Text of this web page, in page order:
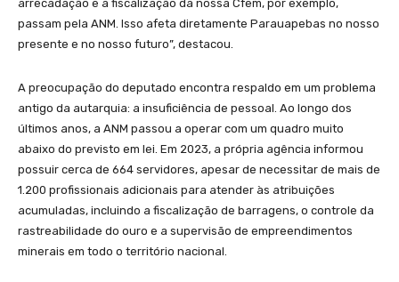
arrecadação e a fiscalização da nossa Cfem, por exemplo,
passam pela ANM. Isso afeta diretamente Parauapebas no nosso
presente e no nosso futuro”, destacou.
A preocupação do deputado encontra respaldo em um problema
antigo da autarquia: a insuficiência de pessoal. Ao longo dos
últimos anos, a ANM passou a operar com um quadro muito
abaixo do previsto em lei. Em 2023, a própria agência informou
possuir cerca de 664 servidores, apesar de necessitar de mais de
1.200 profissionais adicionais para atender às atribuições
acumuladas, incluindo a fiscalização de barragens, o controle da
rastreabilidade do ouro e a supervisão de empreendimentos
minerais em todo o território nacional.